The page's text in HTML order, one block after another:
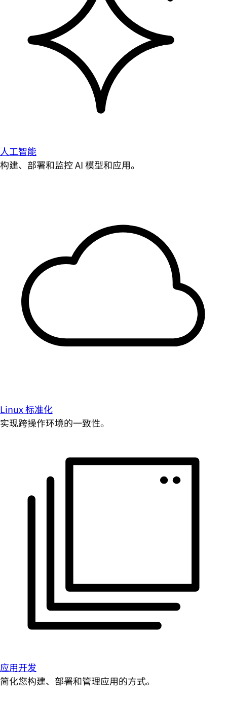
人工智能
构建、部署和监控 AI 模型和应用。
Linux 标准化
实现跨操作环境的一致性。
应用开发
简化您构建、部署和管理应用的方式。